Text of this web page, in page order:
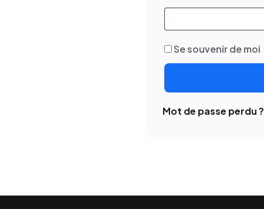
Se souvenir de moi
Mot de passe perdu ?